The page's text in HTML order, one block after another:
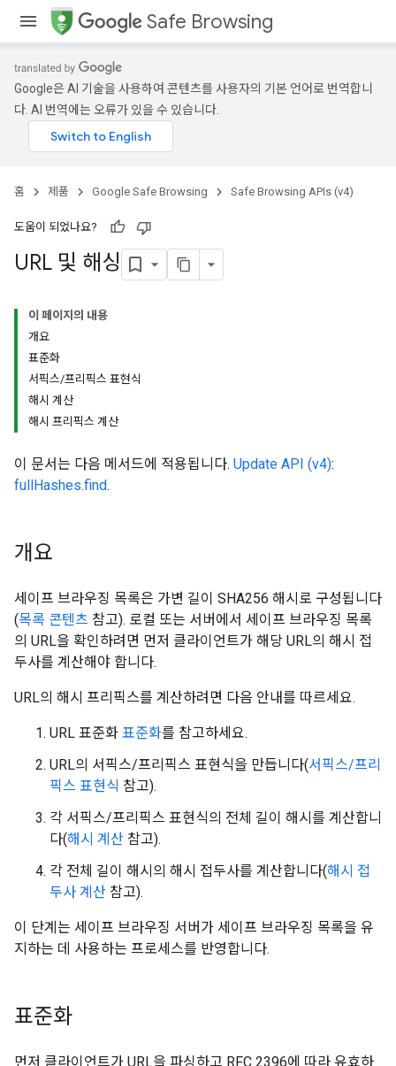
Safe Browsing
Google은 AI 기술을 사용하여 콘텐츠를 사용자의 기본 언어로 번역합니
다. AI 번역에는 오류가 있을 수 있습니다.
홈 제품 Google Safe Browsing Safe Browsing APIs (v4)
도움이 되었나요?
URL 및 해싱
이 페이지의 내용
개요
표준화
서픽스/프리픽스 표현식
해시 계산
해시 프리픽스 계산
이 문서는 다음 메서드에 적용됩니다. Update API (v4):
fullHashes.find.
개요
세이프 브라우징 목록은 가변 길이 SHA256 해시로 구성됩니다
(목록 콘텐츠 참고). 로컬 또는 서버에서 세이프 브라우징 목록
의 URL을 확인하려면 먼저 클라이언트가 해당 URL의 해시 접
두사를 계산해야 합니다.
URL의 해시 프리픽스를 계산하려면 다음 안내를 따르세요.
URL 표준화 표준화를 참고하세요.
URL의 서픽스/프리픽스 표현식을 만듭니다(서픽스/프리
픽스 표현식 참고).
각 서픽스/프리픽스 표현식의 전체 길이 해시를 계산합니
다(해시 계산 참고).
각 전체 길이 해시의 해시 접두사를 계산합니다(해시 접
두사 계산 참고).
이 단계는 세이프 브라우징 서버가 세이프 브라우징 목록을 유
지하는 데 사용하는 프로세스를 반영합니다.
표준화
먼저 클라이언트가 URL을 파싱하고 RFC 2396에 따라 유효하